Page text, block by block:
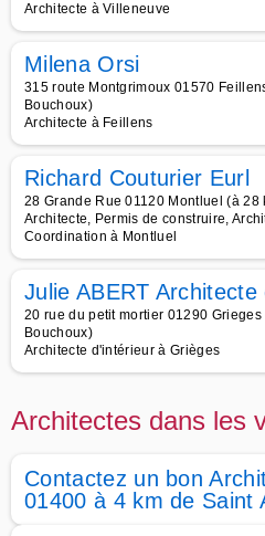
Architecte à Villeneuve
Milena Orsi
315 route Montgrimoux 01570
Bouchoux)
Architecte à Feillens
Richard Couturier Eurl
28 Grande Rue 01120 Montluel (à
Architecte, Permis de construire,
Coordination à Montluel
Julie ABERT
20 rue du petit mortier 01290
Bouchoux)
Architecte d'intérieur à Grièges
Architectes dans les
Contactez un bon
01400 à 4 km de Saint